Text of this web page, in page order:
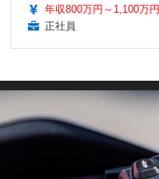
年収800万円～1,100万円
正社員